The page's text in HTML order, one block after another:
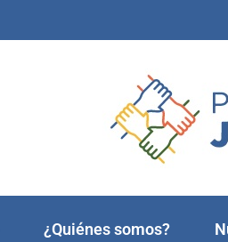
¿Quiénes somos?